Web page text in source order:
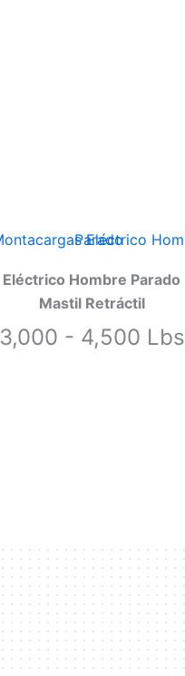
Eléctrico Hombre Parado
Mastil Retráctil
3,000 - 4,500 Lbs